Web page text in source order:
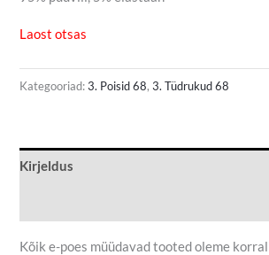
Laost otsas
Kategooriad:3. Poisid 68,3. Tüdrukud 68
Kirjeldus
Kõik e-poes müüdavad tooted oleme